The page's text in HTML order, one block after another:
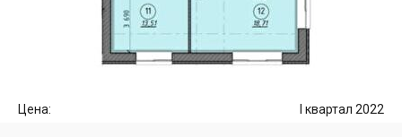
Цена: I квартал 2022